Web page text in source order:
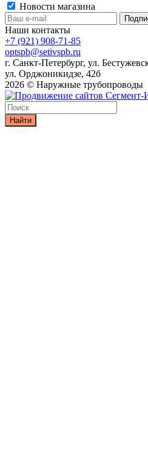
Новости магазина
Наши контакты
+7 (921) 908-71-85
optspb@setivspb.ru
г. Санкт-Петербург, ул.
ул. Орджоникидзе, 42б
2026 © Наружные трубопроводы
Найти